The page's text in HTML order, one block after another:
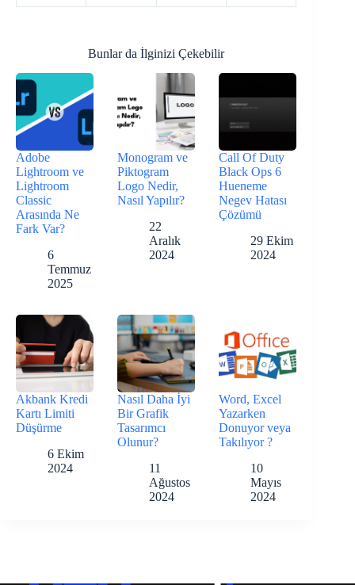
Bunlar da İlginizi Çekebilir
Adobe
Lightroom ve
Lightroom
Classic
Arasında Ne
Fark Var?
6
Temmuz
2025
Monogram ve
Piktogram
Logo Nedir,
Nasıl Yapılır?
22
Aralık
2024
Call Of Duty
Black Ops 6
Hueneme
Negev Hatası
Çözümü
29 Ekim
2024
Akbank Kredi
Kartı Limiti
Düşürme
6 Ekim
2024
Nasıl Daha İyi
Bir Grafik
Tasarımcı
Olunur?
11
Ağustos
2024
Word, Excel
Yazarken
Donuyor veya
Takılıyor ?
10
Mayıs
2024